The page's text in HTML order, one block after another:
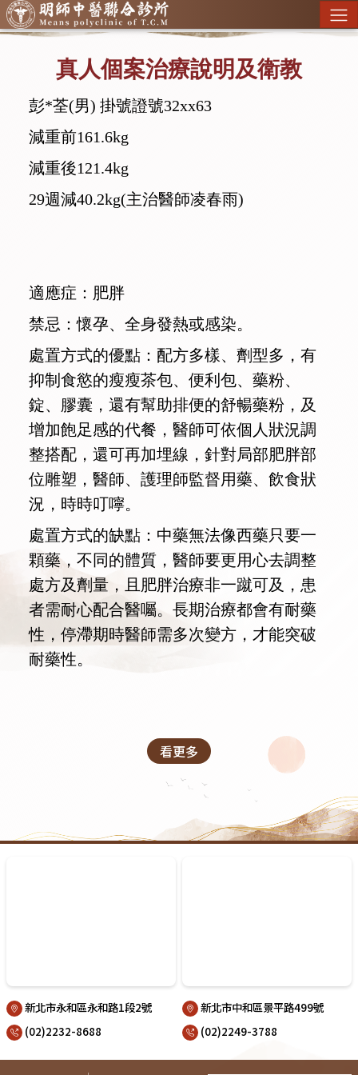
真人個案治療說明及衛教
彭*荃(男) 掛號證號32xx63
減重前161.6kg
減重後121.4kg
29週減40.2kg(主治醫師凌春雨)
適應症：肥胖
禁忌：懷孕、全身發熱或感染。
處置方式的優點：配方多樣、劑型多，有
抑制食慾的瘦瘦茶包、便利包、藥粉、
錠、膠囊，還有幫助排便的舒暢藥粉，及
增加飽足感的代餐，醫師可依個人狀況調
整搭配，還可再加埋線，針對局部肥胖部
位雕塑，醫師、護理師監督用藥、飲食狀
況，時時叮嚀。
處置方式的缺點：中藥無法像西藥只要一
顆藥，不同的體質，醫師要更用心去調整
處方及劑量，且肥胖治療非一蹴可及，患
者需耐心配合醫囑。長期治療都會有耐藥
性，停滯期時醫師需多次變方，才能突破
耐藥性。
看更多
新北市永和區永和路1段2號
(02)2232-8688
新北市中和區景平路499號
(02)2249-3788